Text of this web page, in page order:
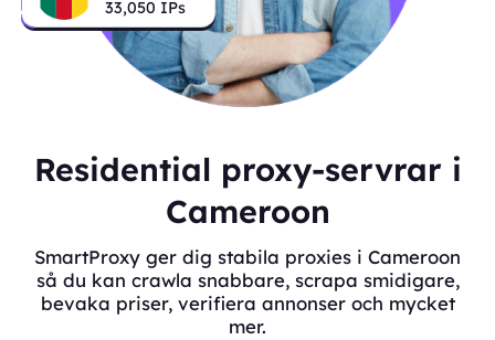
33,050 IPs
Residential proxy-servrar i
Cameroon
SmartProxy ger dig stabila proxies i Cameroon
så du kan crawla snabbare, scrapa smidigare,
bevaka priser, verifiera annonser och mycket
mer.